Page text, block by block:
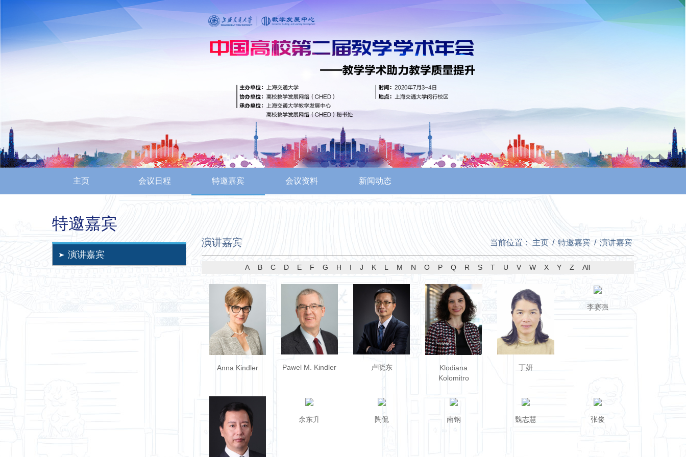
主页 会议日程 特邀嘉宾 会议资料 新闻动态
特邀嘉宾
演讲嘉宾
演讲嘉宾 当前位置： 主页 / 特邀嘉宾 / 演讲嘉宾
A B C D E F G H I J K L M N O P Q R S T U V W X Y Z All
Anna Kindler Pawel M. Kindler 卢晓东
Klodiana
Kolomitro
丁妍
李赛强
余东升 陶侃 南钢 魏志慧 张俊